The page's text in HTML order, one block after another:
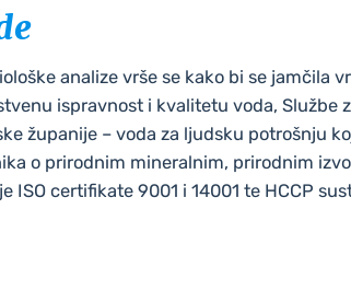
analize vrše se kako bi se jamčila
ispravnost i kvalitetu voda, Službe
županije – voda za ljudsku potrošnju
o prirodnim mineralnim, prirodnim
ISO certifikate 9001 i 14001 te HCCP